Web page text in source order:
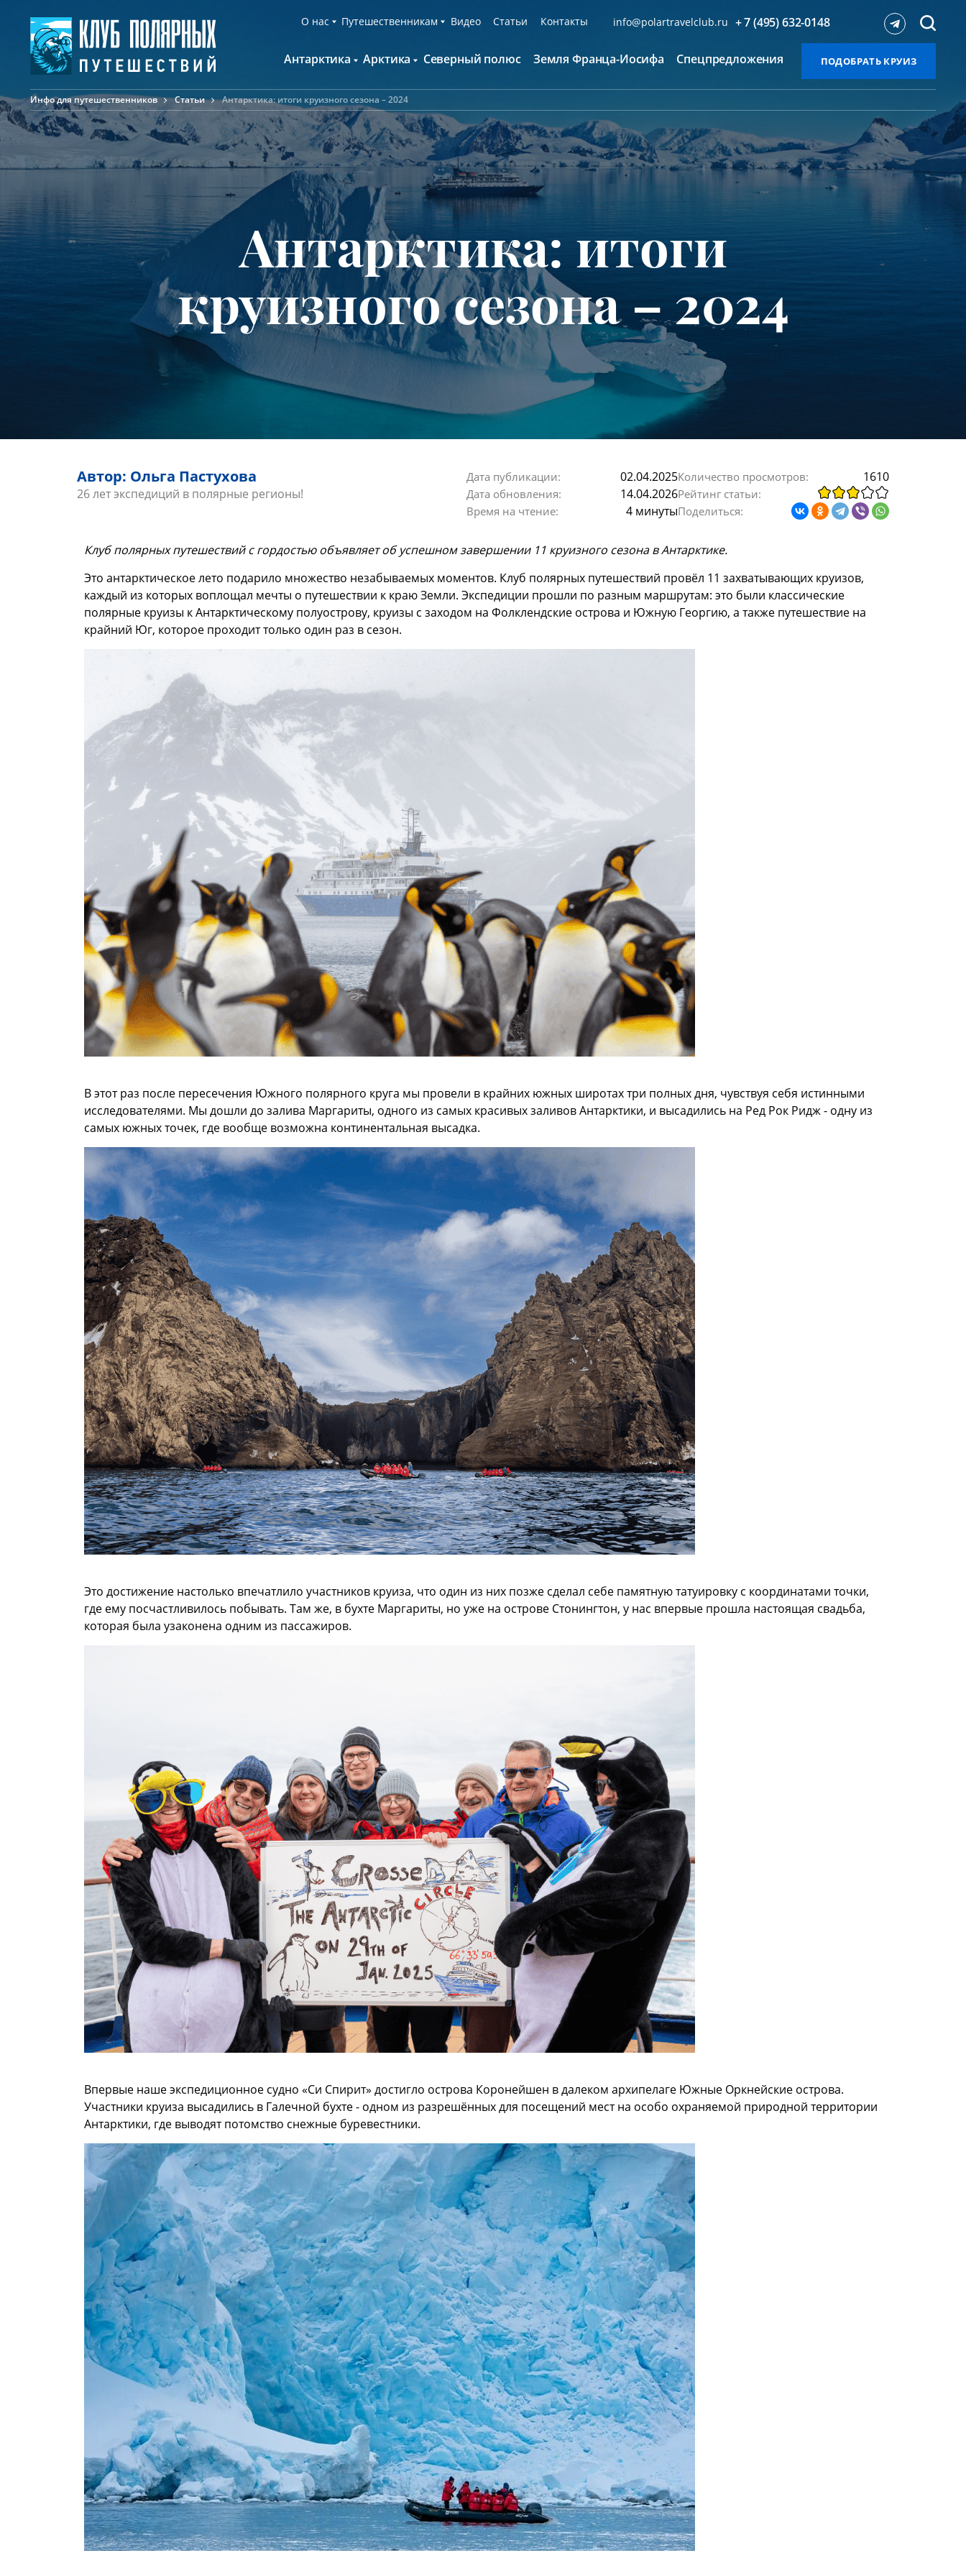
О нас
О компании
С нами путешествуют
Экспедиционная команда
Пресс-центр
Мы помогаем
Наши партнёры
Вакансии
Контакты
Обратная связь
Путешественникам
Русскоязычные группы
Наши суда
Дополнительные опции
Фирменная парка
Что брать с собой
Клуб привилегий
Каталоги
Отзывы
Вопросы и ответы
Специальные мероприятия
Подарочный сертификат
Видео Статьи Контакты info@polartravelclub.ru + 7 (495) 632-0148
Антарктика
Антарктида и Южный полярный круг
Континент Антарктида Классика
Континент Антарктида Новый год
Фолклендские о-ва и Южная Георгия
Фолклендские о-ва, Южная Георгия и
Антарктида
Арктика
Британские острова
Гренландия
Исландия
Шпицберген
Северный полюс Земля Франца-Иосифа Спецпредложения ПОДОБРАТЬ КРУИЗ
Инфо для путешественников Статьи Антарктика: итоги круизного сезона – 2024
Антарктика: итоги
круизного сезона – 2024
Автор: Ольга Пастухова
26 лет экспедиций в полярные регионы!
Дата публикации: 02.04.2025
Дата обновления: 14.04.2026
Время на чтение: 4 минуты
Количество просмотров: 1610
Рейтинг статьи:
Поделиться:
Клуб полярных путешествий с гордостью объявляет об успешном завершении 11 круизного сезона в Антарктике.
Это антарктическое лето подарило множество незабываемых моментов. Клуб полярных путешествий провёл 11 захватывающих круизов,
каждый из которых воплощал мечты о путешествии к краю Земли. Экспедиции прошли по разным маршрутам: это были классические
полярные круизы к Антарктическому полуострову, круизы с заходом на Фолклендские острова и Южную Георгию, а также путешествие на
крайний Юг, которое проходит только один раз в сезон.
В этот раз после пересечения Южного полярного круга мы провели в крайних южных широтах три полных дня, чувствуя себя истинными
исследователями. Мы дошли до залива Маргариты, одного из самых красивых заливов Антарктики, и высадились на Ред Рок Ридж - одну из
самых южных точек, где вообще возможна континентальная высадка.
Это достижение настолько впечатлило участников круиза, что один из них позже сделал себе памятную татуировку с координатами точки,
где ему посчастливилось побывать. Там же, в бухте Маргариты, но уже на острове Стонингтон, у нас впервые прошла настоящая свадьба,
которая была узаконена одним из пассажиров.
Впервые наше экспедиционное судно «Си Спирит» достигло острова Коронейшен в далеком архипелаге Южные Оркнейские острова.
Участники круиза высадились в Галечной бухте - одном из разрешённых для посещений мест на особо охраняемой природной территории
Антарктики, где выводят потомство снежные буревестники.